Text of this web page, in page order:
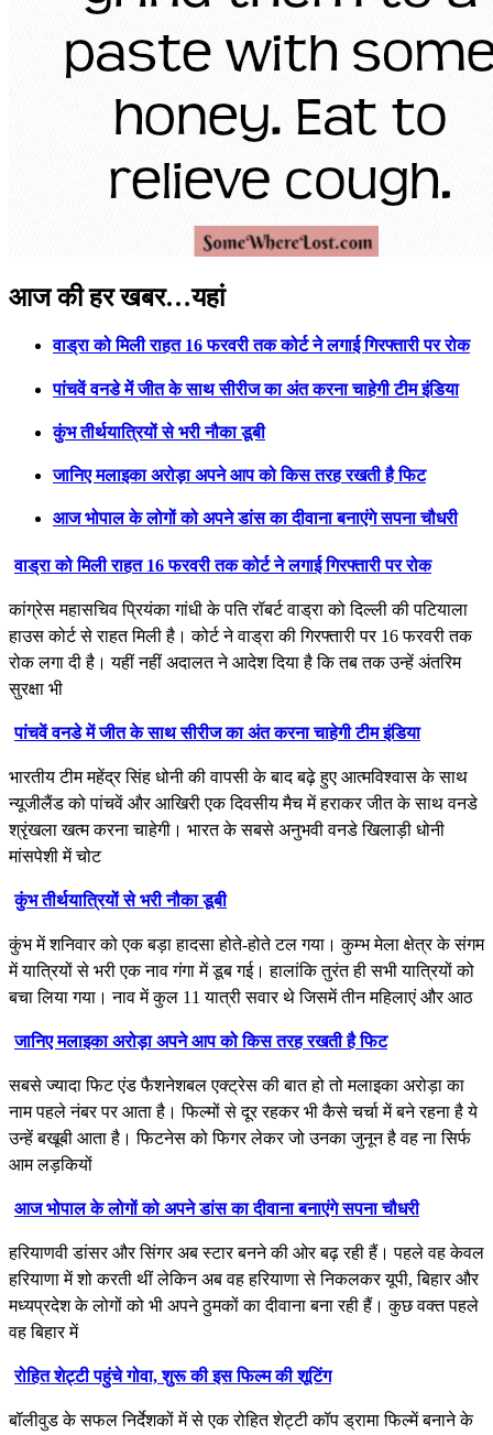
आज की हर खबर…यहां
वाड्रा को मिली राहत 16 फरवरी तक कोर्ट ने लगाई गिरफ्तारी पर रोक
पांचवें वनडे में जीत के साथ सीरीज का अंत करना चाहेगी टीम इंडिया
कुंभ तीर्थयात्रियों से भरी नौका डूबी
जानिए मलाइका अरोड़ा अपने आप को किस तरह रखती है फिट
आज भोपाल के लोगों को अपने डांस का दीवाना बनाएंगे सपना चौधरी
वाड्रा को मिली राहत 16 फरवरी तक कोर्ट ने लगाई गिरफ्तारी पर रोक
कांग्रेस महासचिव प्रियंका गांधी के पति रॉबर्ट वाड्रा को दिल्ली की पटियाला
हाउस कोर्ट से राहत मिली है। कोर्ट ने वाड्रा की गिरफ्तारी पर 16 फरवरी तक
रोक लगा दी है। यहीं नहीं अदालत ने आदेश दिया है कि तब तक उन्हें अंतरिम
सुरक्षा भी
पांचवें वनडे में जीत के साथ सीरीज का अंत करना चाहेगी टीम इंडिया
भारतीय टीम महेंद्र सिंह धोनी की वापसी के बाद बढ़े हुए आत्मविश्वास के साथ
न्यूजीलैंड को पांचवें और आखिरी एक दिवसीय मैच में हराकर जीत के साथ वनडे
श्रृंखला खत्म करना चाहेगी। भारत के सबसे अनुभवी वनडे खिलाड़ी धोनी
मांसपेशी में चोट
कुंभ तीर्थयात्रियों से भरी नौका डूबी
कुंभ में शनिवार को एक बड़ा हादसा होते-होते टल गया। कुम्भ मेला क्षेत्र के संगम
में यात्रियों से भरी एक नाव गंगा में डूब गई। हालांकि तुरंत ही सभी यात्रियों को
बचा लिया गया। नाव में कुल 11 यात्री सवार थे जिसमें तीन महिलाएं और आठ
जानिए मलाइका अरोड़ा अपने आप को किस तरह रखती है फिट
सबसे ज्यादा फिट एंड फैशनेशबल एक्ट्रेस की बात हो तो मलाइका अरोड़ा का
नाम पहले नंबर पर आता है। फिल्मों से दूर रहकर भी कैसे चर्चा में बने रहना है ये
उन्हें बखूबी आता है। फिटनेस को फिगर लेकर जो उनका जुनून है वह ना सिर्फ
आम लड़कियों
आज भोपाल के लोगों को अपने डांस का दीवाना बनाएंगे सपना चौधरी
हरियाणवी डांसर और सिंगर अब स्‍टार बनने की ओर बढ़ रही हैं। पहले वह केवल
हर‍ियाणा में शो करती थीं लेकिन अब वह हरियाणा से निकलकर यूपी, बिहार और
मध्‍यप्रदेश के लोगों को भी अपने ठुमकों का दीवाना बना रही हैं। कुछ वक्‍त पहले
वह बिहार में
रोहित शेट्टी पहुंचे गोवा, शुरू की इस फिल्म की शूटिंग
बॉलीवुड के सफल निर्देशकों में से एक रोहित शेट्टी कॉप ड्रामा फिल्में बनाने के